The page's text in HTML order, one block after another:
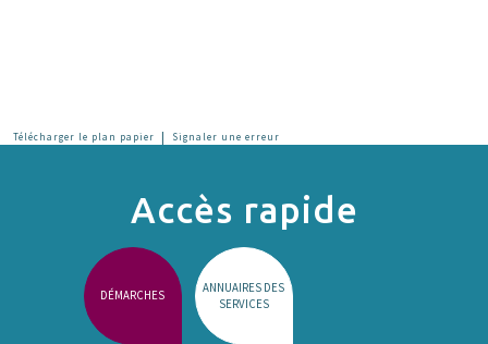
Télécharger le plan papier | Signaler une erreur
Accès rapide
DÉMARCHES
ANNUAIRES DES
SERVICES